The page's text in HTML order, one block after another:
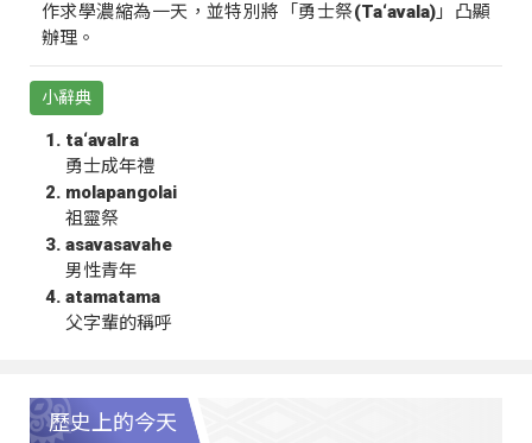
作求學濃縮為一天，並特別將「勇士祭(Ta‘avala)」凸顯
辦理。
小辭典
ta‘avalra
勇士成年禮
molapangolai
祖靈祭
asavasavahe
男性青年
atamatama
父字輩的稱呼
歷史上的今天